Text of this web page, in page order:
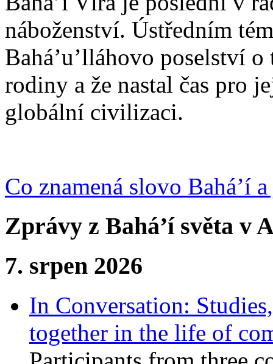
náboženství. Ústředním
Bahá’u’lláhovo poselství
rodiny a že nastal čas pro
globální civilizaci.
Co znamená slovo Bahá’í
Zprávy z Bahá’í světa v
7. srpen 2026
In Conversation:
together in the life of